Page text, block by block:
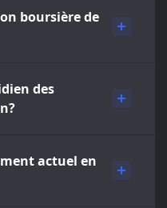
boursière de
des
actuel en